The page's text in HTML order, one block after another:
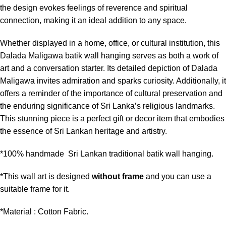
the design evokes feelings of reverence and spiritual
connection, making it an ideal addition to any space.
Whether displayed in a home, office, or cultural institution, this
Dalada Maligawa batik wall hanging serves as both a work of
art and a conversation starter. Its detailed depiction of Dalada
Maligawa invites admiration and sparks curiosity. Additionally, it
offers a reminder of the importance of cultural preservation and
the enduring significance of Sri Lanka’s religious landmarks.
This stunning piece is a perfect gift or decor item that embodies
the essence of Sri Lankan heritage and artistry.
*100% handmade Sri Lankan traditional batik wall hanging.
*This wall art is designed without frame and you can use a
suitable frame for it.
*Material : Cotton Fabric.